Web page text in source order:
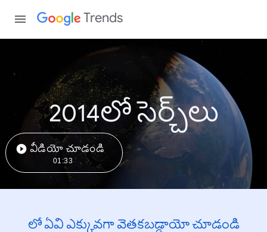
Trends
2014లో సెర్చ్‌లు
వీడియో చూడండి
01:33
లో ఏవి ఎక్కువగా వెతకబడ్డాయో చూడండి